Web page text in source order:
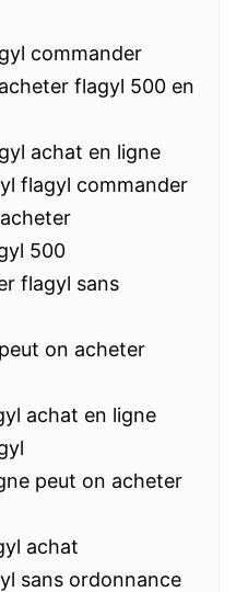
commander
flagyl 500 en
achat en ligne
flagyl commander
500
flagyl sans
on acheter
achat en ligne
peut on acheter
achat
sans ordonnance